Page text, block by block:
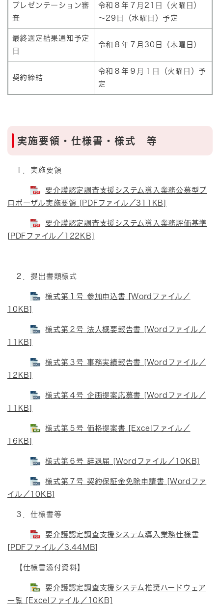
プレゼンテーション審
査
令和８年７月21日（火曜日）
～29日（水曜日）予定
最終選定結果通知予定
日
令和８年７月30日（木曜日）
契約締結
令和８年９月１日（火曜日）予
定
実施要領・仕様書・様式 等
１．実施要領
要介護認定調査支援システム導入業務公募型プ
ロポーザル実施要領 [PDFファイル／311KB]
要介護認定調査支援システム導入業務評価基準
[PDFファイル／122KB]
２．提出書類様式
様式第１号 参加申込書 [Wordファイル／
10KB]
様式第２号 法人概要報告書 [Wordファイル／
11KB]
様式第３号 事務実績報告書 [Wordファイル／
12KB]
様式第４号 企画提案応募書 [Wordファイル／
11KB]
様式第５号 価格提案書 [Excelファイル／
16KB]
様式第６号 辞退届 [Wordファイル／10KB]
様式第７号 契約保証金免除申請書 [Wordファ
イル／10KB]
３．仕様書等
要介護認定調査支援システム導入業務仕様書
[PDFファイル／3.44MB]
【仕様書添付資料】
要介護認定調査支援システム推奨ハードウェア
一覧 [Excelファイル／10KB]